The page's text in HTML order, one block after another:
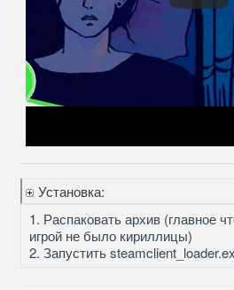
Установка:
1. Распаковать архив (главное
игрой не было кириллицы)
2. Запустить